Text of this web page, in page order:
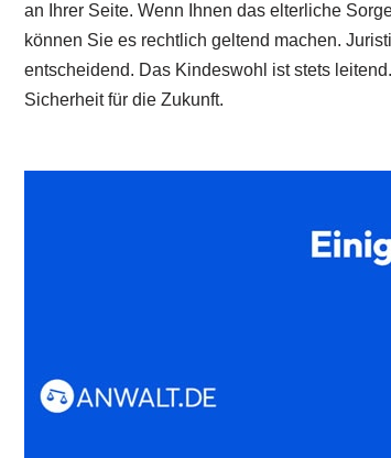
an Ihrer Seite. Wenn Ihnen das elterliche
können Sie es rechtlich geltend machen.
entscheidend. Das Kindeswohl ist stets
Sicherheit für die Zukunft.